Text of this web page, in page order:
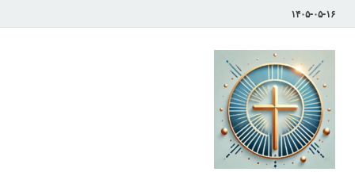
۱۴۰۵-۰۵-۱۶